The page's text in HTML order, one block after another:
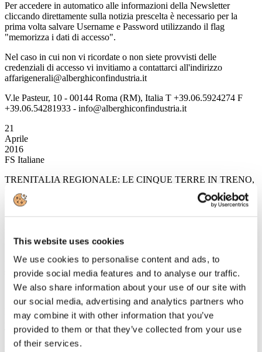
This website uses cookies
We use cookies to personalise content and ads, to
provide social media features and to analyse our traffic.
We also share information about your use of our site with
our social media, advertising and analytics partners who
may combine it with other information that you’ve
provided to them or that they’ve collected from your use
of their services.
Per accedere in automatico alle informazioni della Newsletter
cliccando direttamente sulla notizia prescelta è necessario per la
prima volta salvare Username e Password utilizzando il flag
"memorizza i dati di accesso".
Nel caso in cui non vi ricordate o non siete provvisti delle
credenziali di accesso vi invitiamo a contattarci all'indirizzo
affarigenerali@alberghiconfindustria.it
V.le Pasteur, 10 - 00144 Roma (RM), Italia T +39.06.5924274 F
+39.06.54281933 - info@alberghiconfindustria.it
21
Aprile
2016
FS Italiane
TRENITALIA REGIONALE: LE CINQUE TERRE IN TRENO,
65 CORSE GIORNALIERE NEI FINESETTIMANA
• dal 23 aprile, alle 44 corse giornaliere tra Levanto e La Spezia
Manarola e Riomaggiore
• continua il servizio dedicato di accoglienza e assistenza nelle
stazioni nei periodi di maggiore affluenza
Le Cinque Terre in treno: un servizio frequente e capillare, un
concreto sostegno al turismo. Diventano infatti 65 le corse regionali
Trenitalia in arrivo e partenza tutti i fine settimana e nei ponti del 2
giugno e 1° novembre: sei corse ogni ora - tre per senso di marcia - a